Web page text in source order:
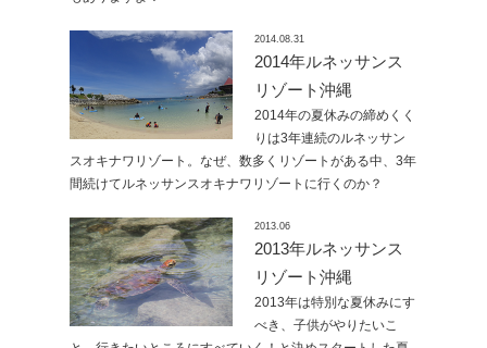
2014.08.31
2014年ルネッサンス
リゾート沖縄
2014年の夏休みの締めくく
りは3年連続のルネッサン
スオキナワリゾート。なぜ、数多くリゾートがある中、3年
間続けてルネッサンスオキナワリゾートに行くのか？
2013.06
2013年ルネッサンス
リゾート沖縄
2013年は特別な夏休みにす
べき、子供がやりたいこ